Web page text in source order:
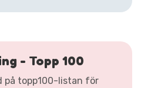
- Topp 100
på topp100-listan för